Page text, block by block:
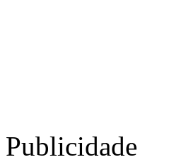
Publicidade